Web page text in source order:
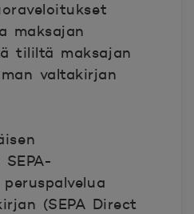
maksajan
tililtä maksajan
valtakirjan
(SEPA Direct